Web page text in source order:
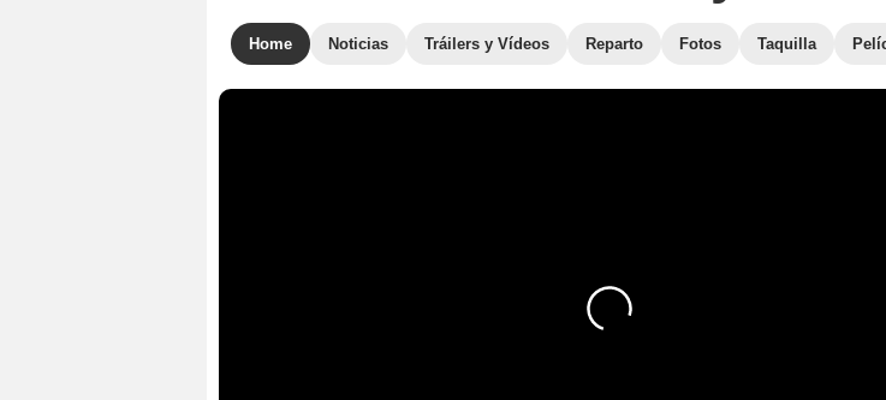
Home Noticias Tráilers y Vídeos Reparto Fotos Taquilla